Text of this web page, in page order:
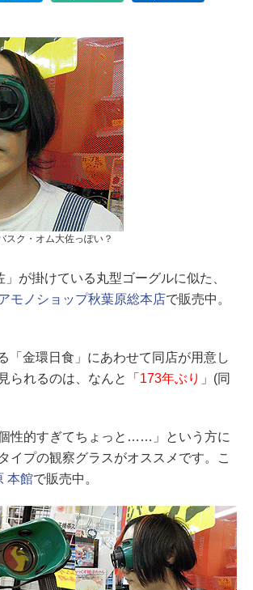
スク・オム大佐っぽい？
が掛けている丸型ゴーグルに似た、
モノショップ秋葉原総本店で販売中。
金環日食」にあわせて同店が用意し
られるのは、なんと「 173年ぶり 」(同
性的すぎてちょっと……」という方に
イプの観察グラスがオススメです。こ
本館で販売中。